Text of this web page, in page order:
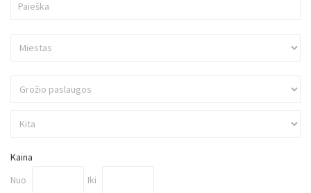
Kaina
Nuo
Iki